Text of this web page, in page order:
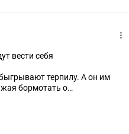
вести себя
терпилу. А он им
бормотать о